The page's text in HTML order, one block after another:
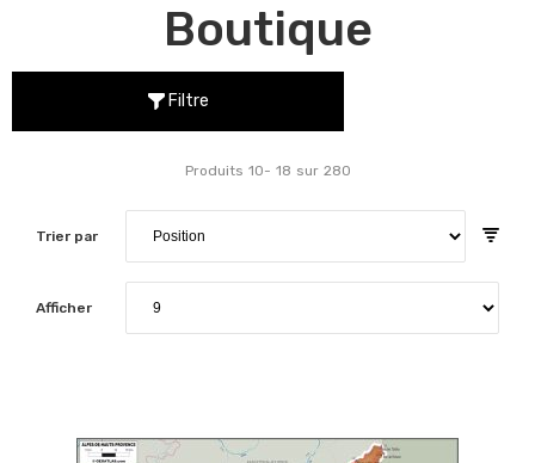
Boutique
Filtre
Trier par
Produits 10- 18 sur 280
Afficher